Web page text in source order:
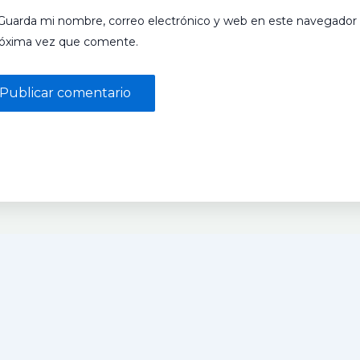
mi nombre, correo electrónico y web en este navegador
vez que comente.